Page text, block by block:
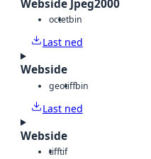
Webside Jpeg2000
octetbin
Last ned
Webside
geotiffbin
Last ned
Webside
tifftif